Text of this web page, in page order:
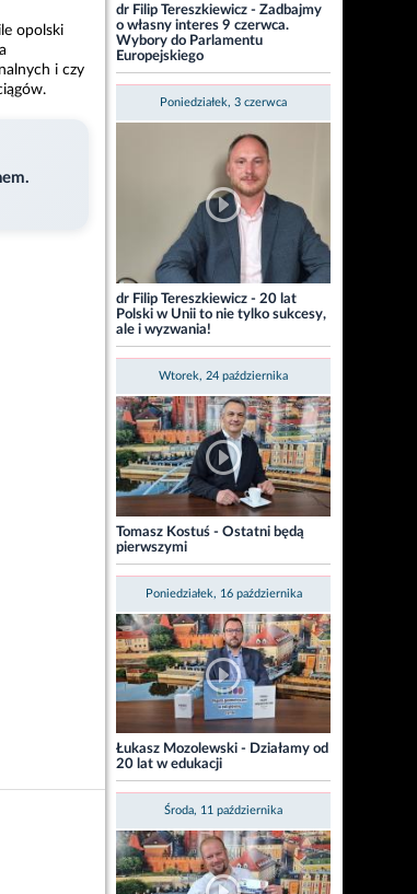
opolski
i czy
dr Filip Tereszkiewicz - Zadbajmy
o własny interes 9 czerwca.
Wybory do Parlamentu
Europejskiego
Poniedziałek, 3 czerwca
dr Filip Tereszkiewicz - 20 lat
Polski w Unii to nie tylko sukcesy,
ale i wyzwania!
Wtorek, 24 października
Tomasz Kostuś - Ostatni będą
pierwszymi
Poniedziałek, 16 października
Łukasz Mozolewski - Działamy od
20 lat w edukacji
Środa, 11 października